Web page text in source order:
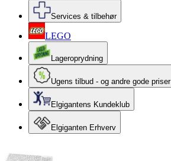
Services & tilbehør
LEGO
Lageroprydning
Ugens tilbud - og andre gode priser
Elgigantens Kundeklub
Elgiganten Erhverv